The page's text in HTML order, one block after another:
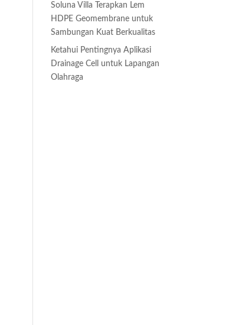
Soluna Villa Terapkan Lem
HDPE Geomembrane untuk
Sambungan Kuat Berkualitas
Ketahui Pentingnya Aplikasi
Drainage Cell untuk Lapangan
Olahraga